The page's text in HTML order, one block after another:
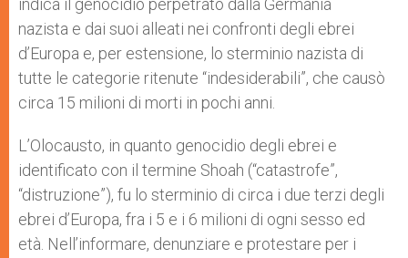
indica il genocidio perpetrato dalla Germania
nazista e dai suoi alleati nei confronti degli ebrei
d’Europa e, per estensione, lo sterminio nazista di
tutte le categorie ritenute “indesiderabili”, che causò
circa 15 milioni di morti in pochi anni.
L’Olocausto, in quanto genocidio degli ebrei e
identificato con il termine Shoah (“catastrofe”,
“distruzione”), fu lo sterminio di circa i due terzi degli
ebrei d’Europa, fra i 5 e i 6 milioni di ogni sesso ed
età. Nell’informare, denunziare e protestare per i